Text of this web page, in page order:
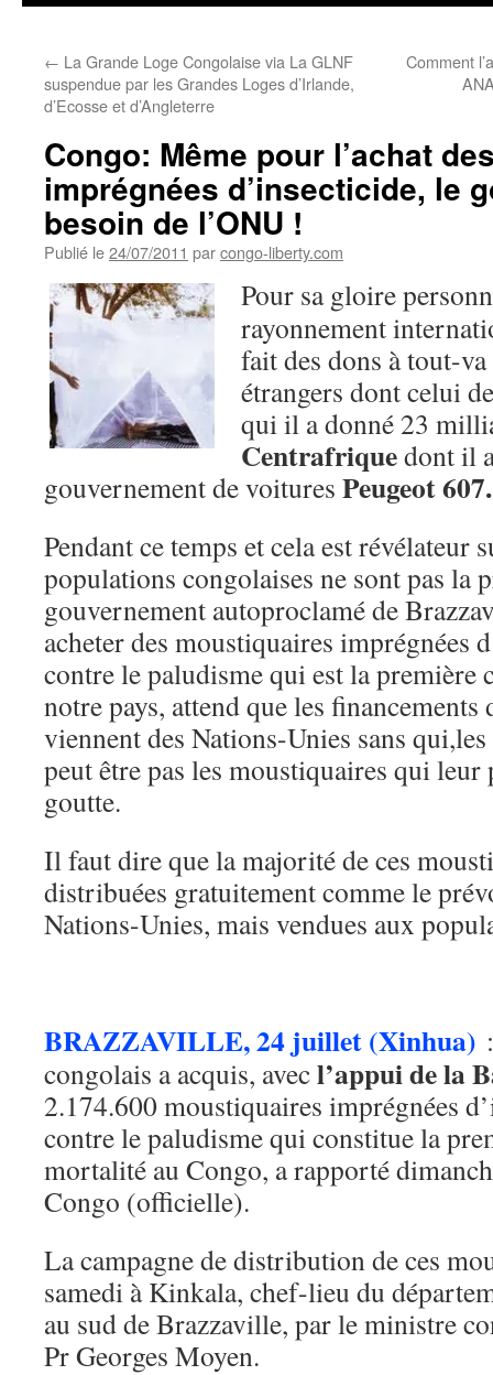
← La Grande Loge Congolaise via La GLNF
suspendue par les Grandes Loges d’Irlande,
d’Ecosse et d’Angleterre
Comment
Congo: Même pour l’achat
imprégnées d’insecticide, le
besoin de l’ONU !
Publié le24/07/2011 parcongo-liberty.com
Pour sa gloire
rayonnement
fait des dons à tout-
étrangers dont celui
qui il a donné 23
Centrafriquedont il
gouvernement de voitures Peugeot 607.
Pendant ce temps et cela est révélateur
populations congolaises ne sont pas la
gouvernement autoproclamé de
acheter des moustiquaires imprégnées
contre le paludisme qui est la première
notre pays, attend que les financements
viennent des Nations-Unies sans
peut être pas les moustiquaires qui
goutte.
Il faut dire que la majorité de ces
distribuées gratuitement comme le
Nations-Unies, mais vendues aux
BRAZZAVILLE, 24 juillet (Xinhua)
congolais a acquis, avecl’appui de la
2.174.600 moustiquaires imprégnées
contre le paludisme qui constitue la
mortalité au Congo, a rapporté
Congo (officielle).
La campagne de distribution de ces
samedi à Kinkala, chef-lieu du
au sud de Brazzaville, par le ministre
Pr Georges Moyen.